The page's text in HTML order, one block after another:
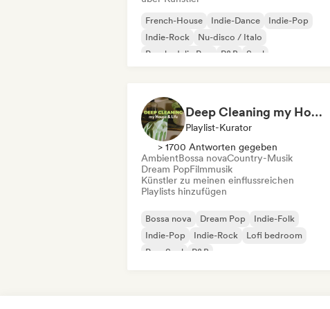
French-House Indie-Dance
Indie-Pop
Indie-Rock
Nu-disco / Italo
Psychedelic Pop
R&B Soul
Deep Cleaning my House and Life 🫧 Bedroom Pop & Indie Pop
Playlist-Kurator
> 1700 Antworten gegeben
AmbientBossa novaCountry-Musik
Dream PopFilmmusik
Künstler zu meinen einflussreichen
Playlists hinzufügen
Bossa nova Dream Pop
Indie-Folk
Indie-Pop
Indie-Rock
Lofi bedroom
Pop-Soul
R&B